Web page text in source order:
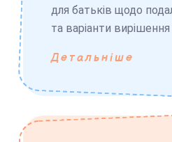
для батьків щодо
та варіанти
Детальніше